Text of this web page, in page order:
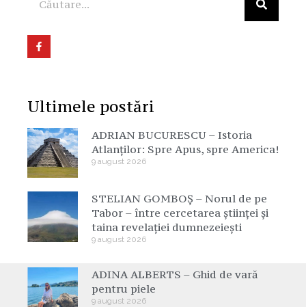
Ultimele postări
ADRIAN BUCURESCU – Istoria
Atlanților: Spre Apus, spre America!
9 august 2026
STELIAN GOMBOȘ – Norul de pe
Tabor – între cercetarea științei și
taina revelației dumnezeiești
9 august 2026
ADINA ALBERTS – Ghid de vară
pentru piele
9 august 2026